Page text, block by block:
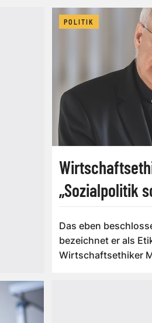
POLITIK
„Sozialpolitik
Das eben
bezeichnet er als
Wirtschaftsethiker